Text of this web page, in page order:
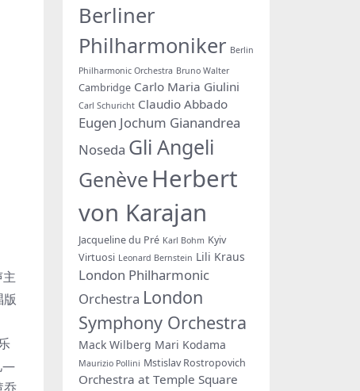
—
Berliner
Philharmoniker Berlin
Philharmonic Orchestra Bruno Walter
Cambridge Carlo Maria Giulini
Carl Schuricht Claudio Abbado
Eugen Jochum Gianandrea
Noseda Gli Angeli
Genève Herbert
von Karajan
Jacqueline du Pré Karl Bohm Kyiv
Virtuosi Leonard Bernstein Lili Kraus
London Philharmonic
Orchestra London
Symphony Orchestra
Mack Wilberg Mari Kodama
Maurizio Pollini Mstislav Rostropovich
Orchestra at Temple Square